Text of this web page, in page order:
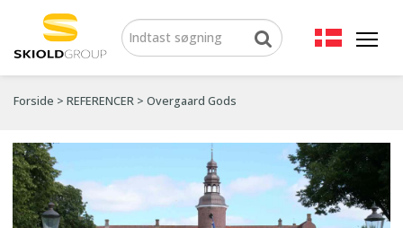
Forside > REFERENCER > Overgaard Gods